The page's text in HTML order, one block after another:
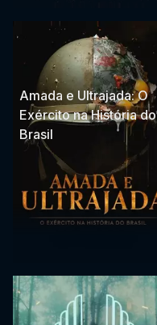
Amada e Ultrajada: O
Exército na História do
Brasil